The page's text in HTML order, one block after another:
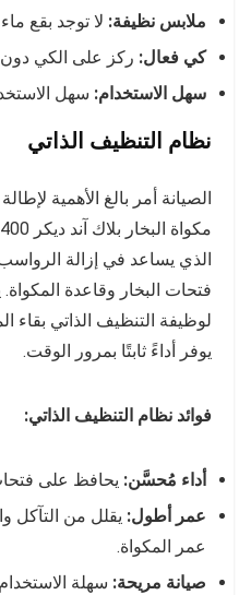
ملابس نظيفة: لا توجد بقع
كي فعال: ركز على الكي دون
سهل الاستخدام: سهل
نظام التنظيف الذاتي
الصيانة أمر بالغ الأهمية
الذي يساعد في إزالة
فتحات البخار وقاعدة
لوظيفة التنظيف الذاتي بقاء
يوفر أداءً ثابتًا بمرور الوقت.
فوائد نظام التنظيف الذاتي:
أداء مُحسَّن: يحافظ على
عمر أطول: يقلل من التآكل
عمر المكواة.
صيانة مريحة: سهلة